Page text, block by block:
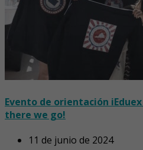
Evento de orientación
there we go!
11 de junio de 2024